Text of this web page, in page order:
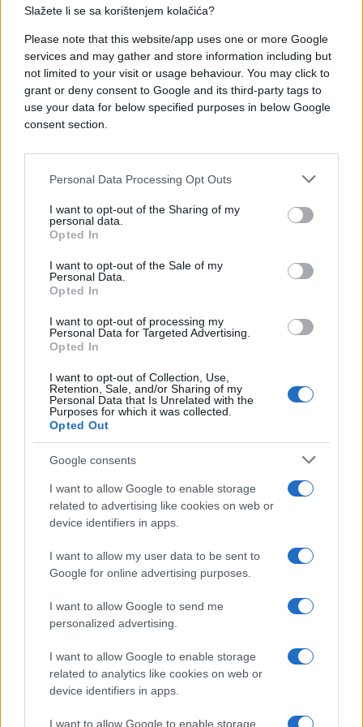
Slažete li se sa korištenjem kolačića?
Please note that this website/app uses one or more Google
services and may gather and store information including but
not limited to your visit or usage behaviour. You may click to
grant or deny consent to Google and its third-party tags to
use your data for below specified purposes in below Google
consent section.
Personal Data Processing Opt Outs
I want to opt-out of the Sharing of my
personal data.
Opted In
I want to opt-out of the Sale of my
Personal Data.
Opted In
I want to opt-out of processing my
Personal Data for Targeted Advertising.
Opted In
I want to opt-out of Collection, Use,
Retention, Sale, and/or Sharing of my
Personal Data that Is Unrelated with the
Purposes for which it was collected.
Opted Out
Google consents
I want to allow Google to enable storage
related to advertising like cookies on web or
device identifiers in apps.
I want to allow my user data to be sent to
Google for online advertising purposes.
I want to allow Google to send me
personalized advertising.
I want to allow Google to enable storage
related to analytics like cookies on web or
device identifiers in apps.
I want to allow Google to enable storage
#SAD #Jemen #rat
#žrtve #Bijela kuća